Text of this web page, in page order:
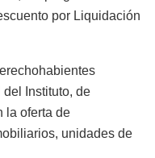
por Liquidación
Instituto, de
la oferta de
unidades de